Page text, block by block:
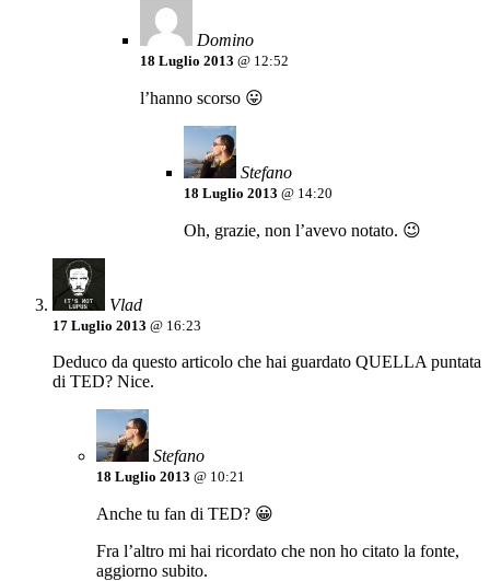
Domino
18 Luglio 2013 @ 12:52
l’hanno scorso 😛
Stefano
18 Luglio 2013 @ 14:20
Oh, grazie, non l’avevo notato. 😉
Vlad
17 Luglio 2013 @ 16:23
Deduco da questo articolo che hai guardato QUELLA puntata
di TED? Nice.
Stefano
18 Luglio 2013 @ 10:21
Anche tu fan di TED? 😀
Fra l’altro mi hai ricordato che non ho citato la fonte,
aggiorno subito.